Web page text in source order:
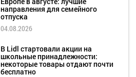
направления для семейного
отпуска
04.08.2026
В Lidl стартовали акции на
школьные принадлежности:
некоторые товары отдают почти
бесплатно